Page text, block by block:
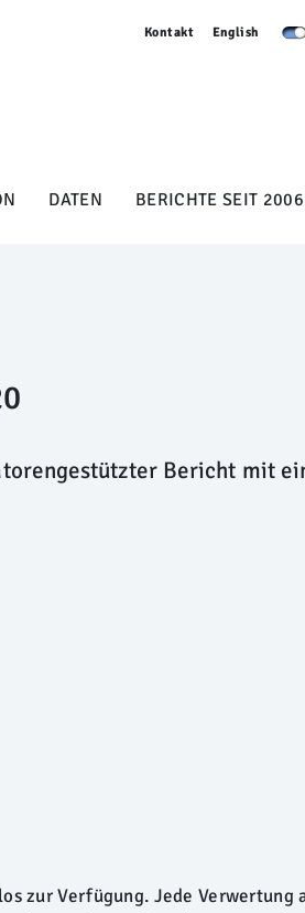
Kontakt English
DATEN BERICHTE SEIT 2006
Bericht mit
zur Verfügung. Jede Verwertung